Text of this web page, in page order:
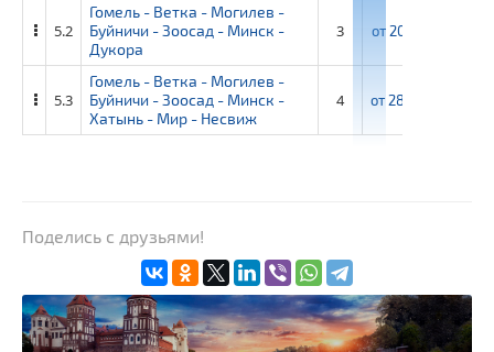
5.2
Гомель - Ветка - Могилев -
Буйничи - Зоосад - Минск -
Дукора
3 от20 900 ₽
5.3
Гомель - Ветка - Могилев -
Буйничи - Зоосад - Минск -
Хатынь - Мир - Несвиж
4 от28 000 ₽
Поделись с друзьями!